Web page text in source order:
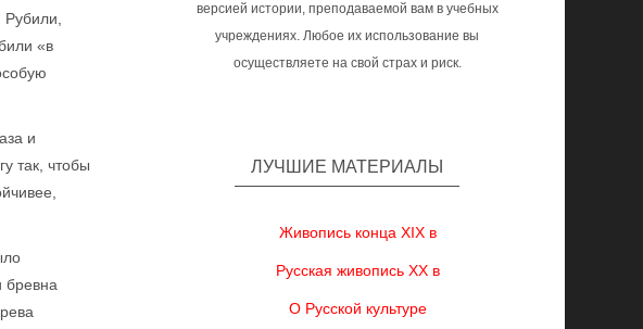
«в
и
так, чтобы
бревна
версией истории, преподаваемой вам в учебных
учреждениях. Любое их использование вы
осуществляете на свой страх и риск.
ЛУЧШИЕ МАТЕРИАЛЫ
Живопись конца XIX в
Русская живопись XX в
О Русской культуре